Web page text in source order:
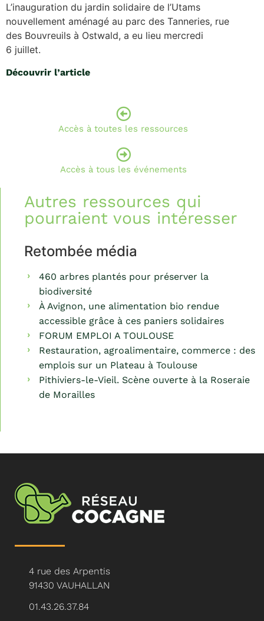
L’inauguration du jardin solidaire de l’Utams
nouvellement aménagé au parc des Tanneries, rue
des Bouvreuils à Ostwald, a eu lieu mercredi
6 juillet.
Découvrir l’article
Accès à toutes les ressources
Accès à tous les événements
Autres ressources qui
pourraient vous intéresser
Retombée média
460 arbres plantés pour préserver la
biodiversité
À Avignon, une alimentation bio rendue
accessible grâce à ces paniers solidaires
FORUM EMPLOI A TOULOUSE
Restauration, agroalimentaire, commerce : des
emplois sur un Plateau à Toulouse
Pithiviers-le-Vieil. Scène ouverte à la Roseraie
de Morailles
4 rue des Arpentis
91430 VAUHALLAN
01.43.26.37.84